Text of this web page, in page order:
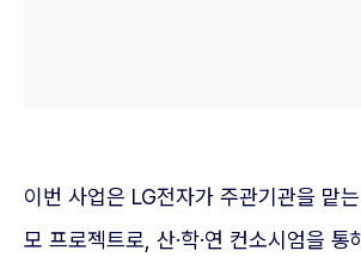
이번 사업은 LG전자가 주관기관을 맡
모 프로젝트로, 산·학·연 컨소시엄을 통